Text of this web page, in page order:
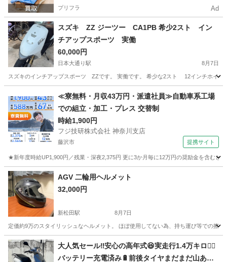
プリフラ Ad
スズキ ZZ ジーツー CA1PB 希少2スト イン
チアップスポーツ 実働
60,000円
日本大通り駅 8月7日
スズキのインチアップスポーツ ZZです。 実働です。 希少な2スト 12インチホイー
日本大通り駅 スズキ インチアップ
≪寮無料・月収43万円・派遣社員≫自動車系工場
での組立・加工・プレス 交替制
時給1,900円
フジ技研株式会社 神奈川支店
藤沢市 提携サイト
★新年度時給UP1,900円／残業・深夜2,375円 更に3か月毎に12万円の奨励金を含む
神奈川 藤沢市 その他
AGV 二輪用ヘルメット
32,000円
新松田駅 8月7日
定価約9万のスタイリッシュなヘルメット。 ほぼ使用してない為、持ち運び等での擦
神奈川 足柄上郡 新松田駅 バイク ヘルメット
大人気セール‼️安心の高年式😆実走行1.4万キロ🏃‍♀️
バッテリー充電済み🔋前後タイヤまだまだ山あり